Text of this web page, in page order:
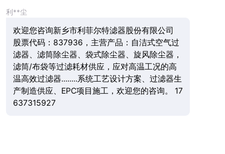
利**尘
欢迎您咨询新乡市利菲尔特滤器股份有限公司
股票代码：837936，主营产品：自洁式空气过
滤器、滤筒除尘器、袋式除尘器、旋风除尘器，
滤筒/布袋等过滤耗材供应，应对高温工况的高
温高效过滤器........系统工艺设计方案、过滤器生
产制造供应、EPC项目施工，欢迎您的咨询。 17
637315927